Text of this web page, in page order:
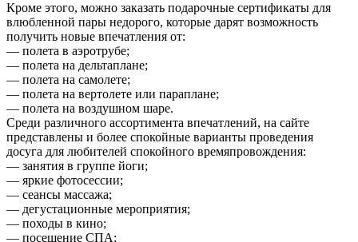
Кроме этого, можно заказать подарочные сертификаты для
влюбленной пары недорого, которые дарят возможность
получить новые впечатления от:
— полета в аэротрубе;
— полета на дельтаплане;
— полета на самолете;
— полета на вертолете или параплане;
— полета на воздушном шаре.
Среди различного ассортимента впечатлений, на сайте
представлены и более спокойные варианты проведения
досуга для любителей спокойного времяпровождения:
— занятия в группе йоги;
— яркие фотосессии;
— сеансы массажа;
— дегустационные мероприятия;
— походы в кино;
— посещение СПА;